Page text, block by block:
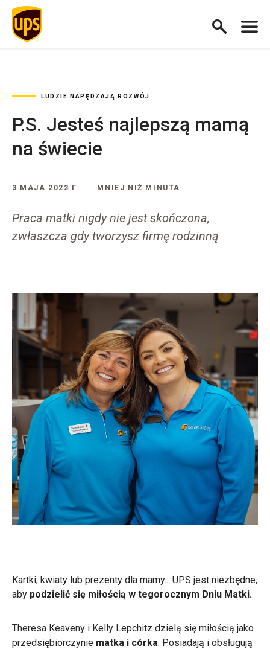
LUDZIE NAPĘDZAJĄ ROZWÓJ
P.S. Jesteś najlepszą mamą
na świecie
3 MAJA 2022 Г. MNIEJ NIŻ MINUTA
Praca matki nigdy nie jest skończona,
zwłaszcza gdy tworzysz firmę rodzinną
Kartki, kwiaty lub prezenty dla mamy... UPS jest niezbędne,
aby podzielić się miłością w tegorocznym Dniu Matki.
Theresa Keaveny i Kelly Lepchitz dzielą się miłością jako
przedsiębiorczynie matka i córka. Posiadają i obsługują